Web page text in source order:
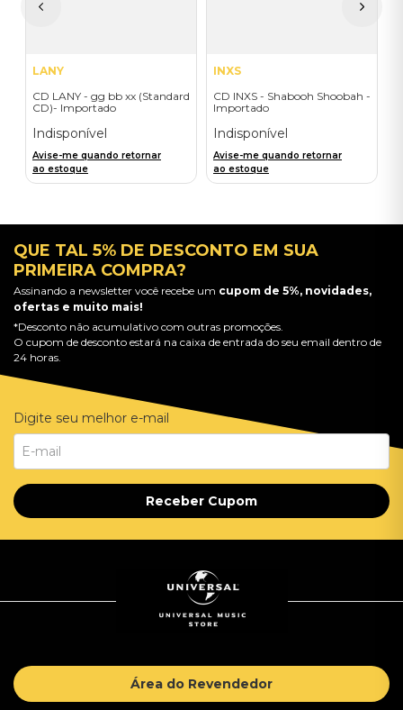
LANY
CD LANY - gg bb xx (Standard
CD)- Importado
Indisponível
Avise-me quando retornar
ao estoque
INXS
CD INXS - Shabooh Shoobah -
Importado
Indisponível
Avise-me quando retornar
ao estoque
QUE TAL 5% DE DESCONTO EM SUA
PRIMEIRA COMPRA?
Assinando a newsletter você recebe um cupom de 5%, novidades,
ofertas e muito mais!
*Desconto não acumulativo com outras promoções.
O cupom de desconto estará na caixa de entrada do seu email dentro de
24 horas.
Digite seu melhor e-mail
Receber Cupom
Área do Revendedor